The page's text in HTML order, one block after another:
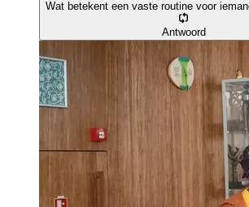
Wat betekent een vaste routine voor
Antwoord